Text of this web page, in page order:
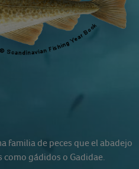
familia de peces que el abadejo
gádidos o Gadidae.